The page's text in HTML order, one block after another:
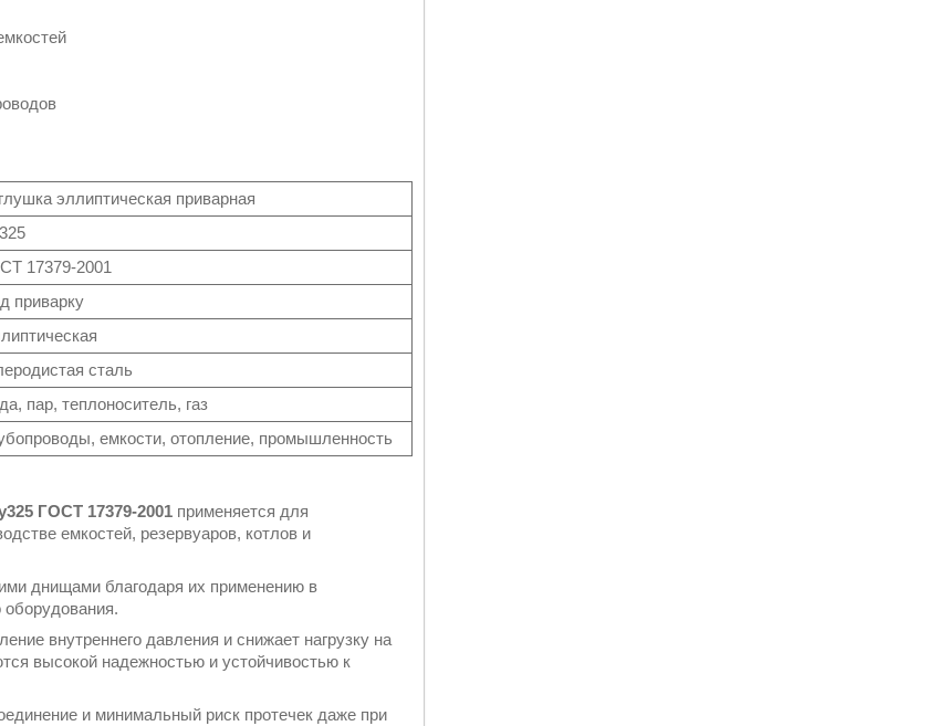
эллиптическая приварная
17379-2001
приварку
сталь
пар, теплоноситель, газ
емкости, отопление, промышленность
ГОСТ 17379-2001 применяется для
емкостей, резервуаров, котлов и
днищами благодаря их применению в
оборудования.
внутреннего давления и снижает нагрузку на
высокой надежностью и устойчивостью к
и минимальный риск протечек даже при